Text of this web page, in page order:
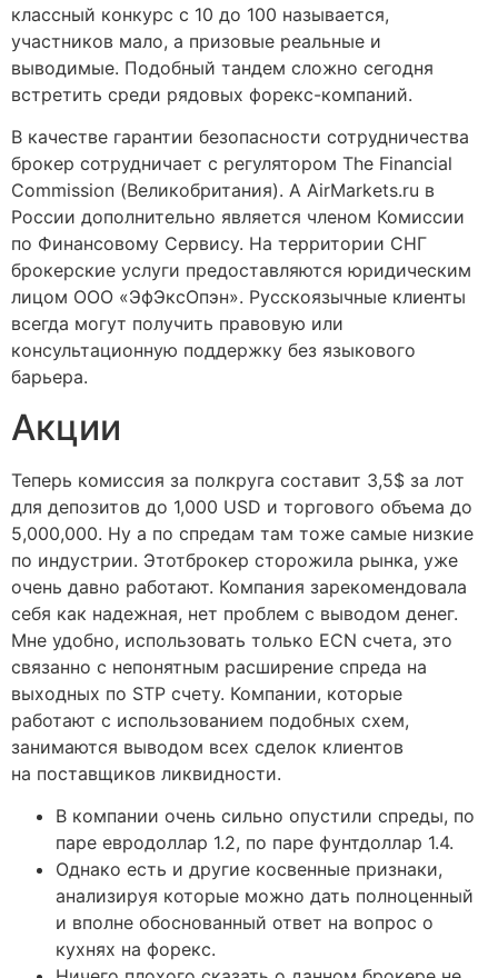
классный конкурс с 10 до 100 называется,
участников мало, а призовые реальные и
выводимые. Подобный тандем сложно сегодня
встретить среди рядовых форекс-компаний.
В качестве гарантии безопасности сотрудничества
брокер сотрудничает с регулятором The Financial
Commission (Великобритания). А AirMarkets.ru в
России дополнительно является членом Комиссии
по Финансовому Сервису. На территории СНГ
брокерские услуги предоставляются юридическим
лицом ООО «ЭфЭксОпэн». Русскоязычные клиенты
всегда могут получить правовую или
консультационную поддержку без языкового
барьера.
Акции
Теперь комиссия за полкруга составит 3,5$ за лот
для депозитов до 1,000 USD и торгового объема до
5,000,000. Ну а по спредам там тоже самые низкие
по индустрии. Этотброкер сторожила рынка, уже
очень давно работают. Компания зарекомендовала
себя как надежная, нет проблем с выводом денег.
Мне удобно, использовать только ECN счета, это
связанно с непонятным расширение спреда на
выходных по STP счету. Компании, которые
работают с использованием подобных схем,
занимаются выводом всех сделок клиентов
на поставщиков ликвидности.
В компании очень сильно опустили спреды, по
паре евродоллар 1.2, по паре фунтдоллар 1.4.
Однако есть и другие косвенные признаки,
анализируя которые можно дать полноценный
и вполне обоснованный ответ на вопрос о
кухнях на форекс.